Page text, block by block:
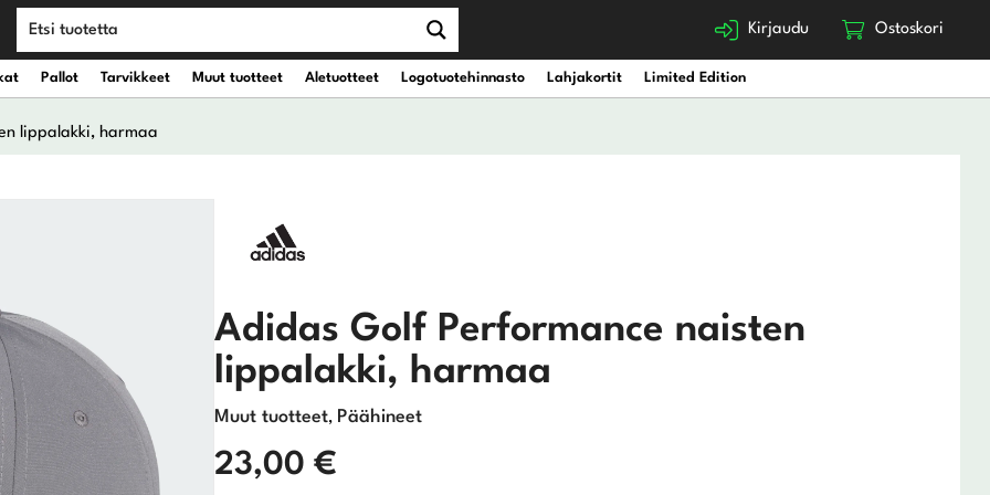
Kirjaudu Ostoskori
Rautamailat
Wedget
Putterit
Pallot Tarvikkeet Muut tuotteet Aletuotteet Logotuotehinnasto Lahjakortit Limited Edition
lippalakki, harmaa
Adidas Golf Performance naisten
lippalakki, harmaa
Muut tuotteet, Päähineet
23,00 €